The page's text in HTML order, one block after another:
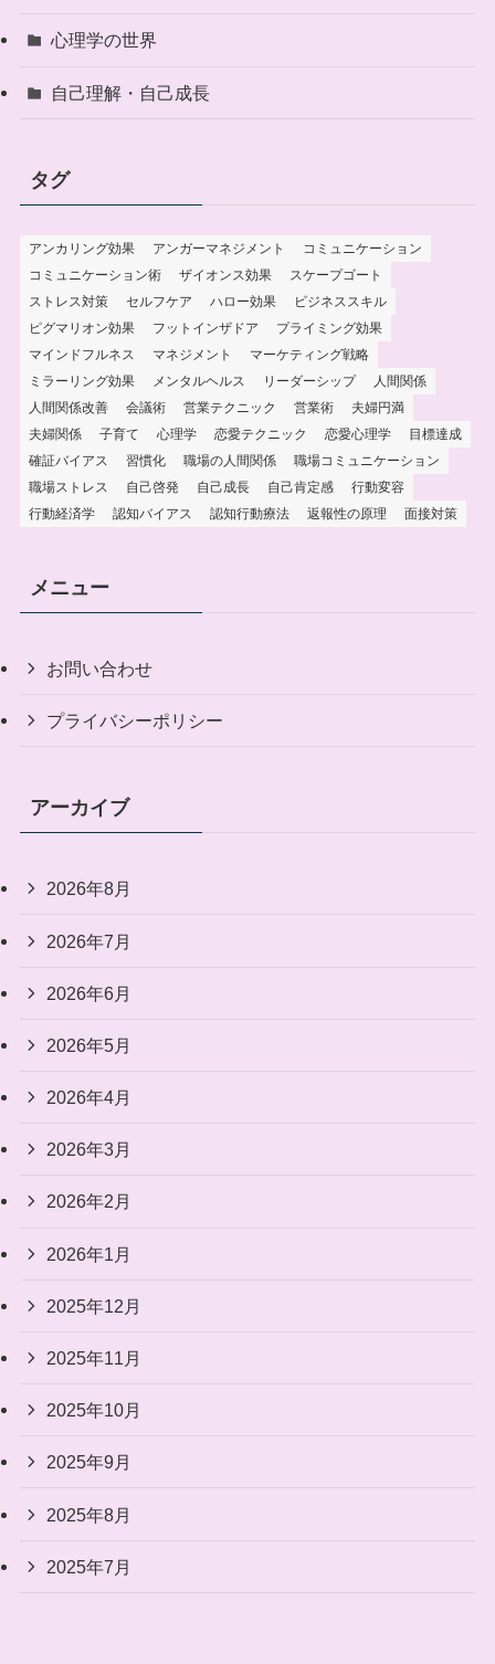
心理学の世界
自己理解・自己成長
タグ
アンカリング効果 アンガーマネジメント
コミュニケーション
コミュニケーション術
ザイオンス効果
スケープゴート
ストレス対策
セルフケア ハロー効果
ビジネススキル
ピグマリオン効果
フットインザドア
プライミング効果
マインドフルネス
マネジメント
マーケティング戦略
ミラーリング効果
メンタルヘルス リーダーシップ
人間関係
人間関係改善
会議術 営業テクニック 営業術
夫婦円満
夫婦関係
子育て 心理学 恋愛テクニック 恋愛心理学
目標達成
確証バイアス
習慣化 職場の人間関係
職場コミュニケーション
職場ストレス
自己啓発 自己成長 自己肯定感
行動変容
行動経済学
認知バイアス 認知行動療法 返報性の原理 面接対策
メニュー
お問い合わせ
プライバシーポリシー
アーカイブ
2026年8月
2026年7月
2026年6月
2026年5月
2026年4月
2026年3月
2026年2月
2026年1月
2025年12月
2025年11月
2025年10月
2025年9月
2025年8月
2025年7月